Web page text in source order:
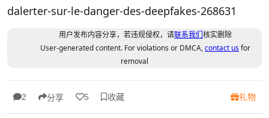
dalerter-sur-le-danger-des-deepfakes-268631
用户发布内容分享，若违规侵权，请联系我们核实删除
User-generated content. For violations or DMCA,contact usfor
removal
2 分享 5 收藏 礼物